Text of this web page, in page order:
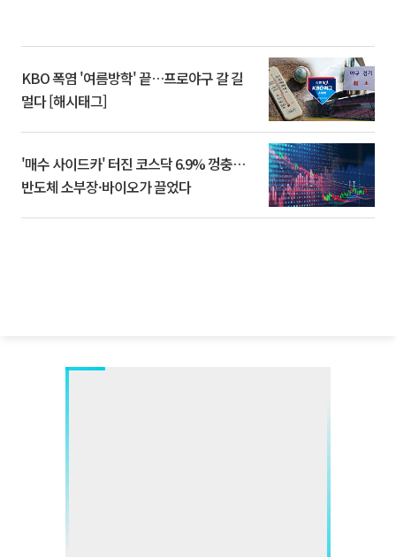
KBO 폭염 '여름방학' 끝…프로야구 갈 길
멀다 [해시태그]
'매수 사이드카' 터진 코스닥 6.9% 껑충…
반도체 소부장·바이오가 끌었다